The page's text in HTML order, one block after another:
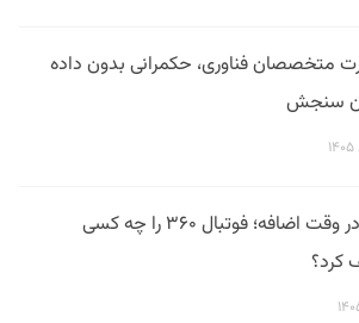
متخصصان فناوری، حکمرانی بدون داده
سنجش
فیلتر در وقت اضافه؛ فوتبال ۳۶۰ را چه کسی
کرد؟